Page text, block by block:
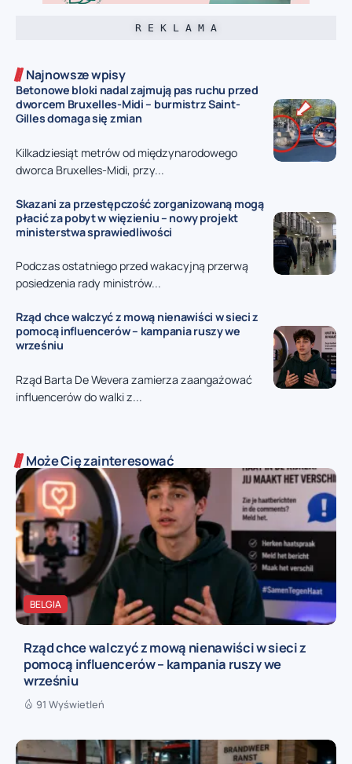
R E K L A M A
Najnowsze wpisy
Betonowe bloki nadal zajmują pas ruchu przed
dworcem Bruxelles-Midi – burmistrz Saint-
Gilles domaga się zmian
Kilkadziesiąt metrów od międzynarodowego
dworca Bruxelles-Midi, przy...
Skazani za przestępczość zorganizowaną mogą
płacić za pobyt w więzieniu – nowy projekt
ministerstwa sprawiedliwości
Podczas ostatniego przed wakacyjną przerwą
posiedzenia rady ministrów...
Rząd chce walczyć z mową nienawiści w sieci z
pomocą influencerów – kampania ruszy we
wrześniu
Rząd Barta De Wevera zamierza zaangażować
influencerów do walki z...
Może Cię zainteresować
BELGIA
Rząd chce walczyć z mową nienawiści w sieci z
pomocą influencerów – kampania ruszy we
wrześniu
91 Wyświetleń